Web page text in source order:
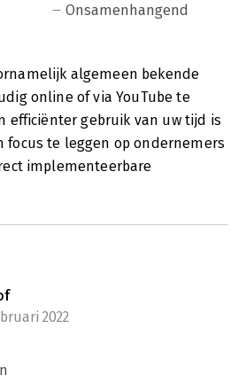
Onsamenhangend
algemeen bekende
online of via YouTube te
efficiënter gebruik van uw tijd is
focus te leggen op ondernemers
implementeerbare
2022